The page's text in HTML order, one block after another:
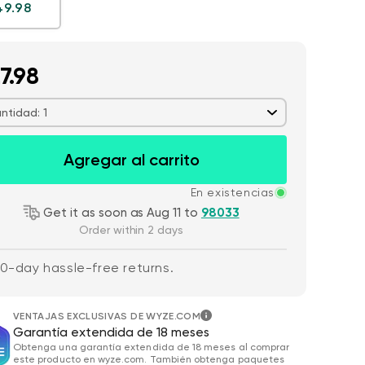
Precio habitual
1
Agregar al carrito
En existencias
Get it as soon as Aug 11 to 98033
Order within 2 days
day hassle-free returns.
VENTAJAS EXCLUSIVAS DE WYZE.COM
Garantía extendida de 18 meses
Obtenga una garantía extendida de 18 meses al comprar
este producto en wyze.com. También obtenga paquetes
de 32 GB
Blanco
More options
Add to cart